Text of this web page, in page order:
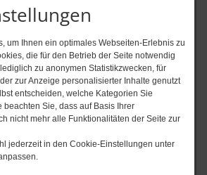
um Ihnen ein optimales Webseiten-Erlebnis zu
die für den Betrieb der Seite notwendig
zu anonymen Statistikzwecken, für
zur Anzeige personalisierter Inhalte genutzt
entscheiden, welche Kategorien Sie
beachten Sie, dass auf Basis Ihrer
nicht mehr alle Funktionalitäten der Seite zur
jederzeit in den Cookie-Einstellungen unter
Immer auf dem Laufenden? + + +